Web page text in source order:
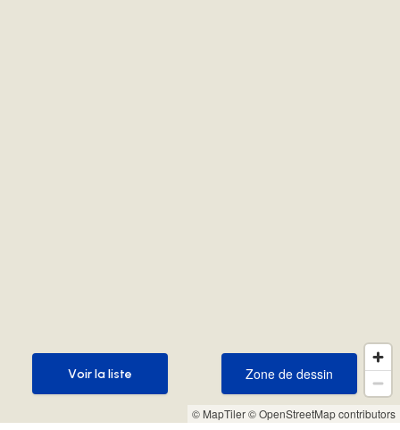
© MapTiler© OpenStreetMap contributors
Zone de dessin
Zone de dessin
Voir la liste
Voir la liste